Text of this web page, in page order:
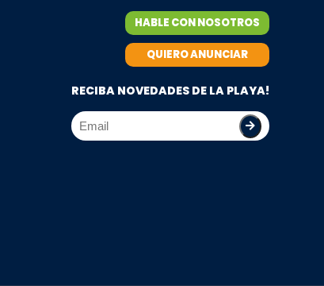
HABLE CON NOSOTROS
QUIERO ANUNCIAR
RECIBA NOVEDADES DE LA PLAYA!